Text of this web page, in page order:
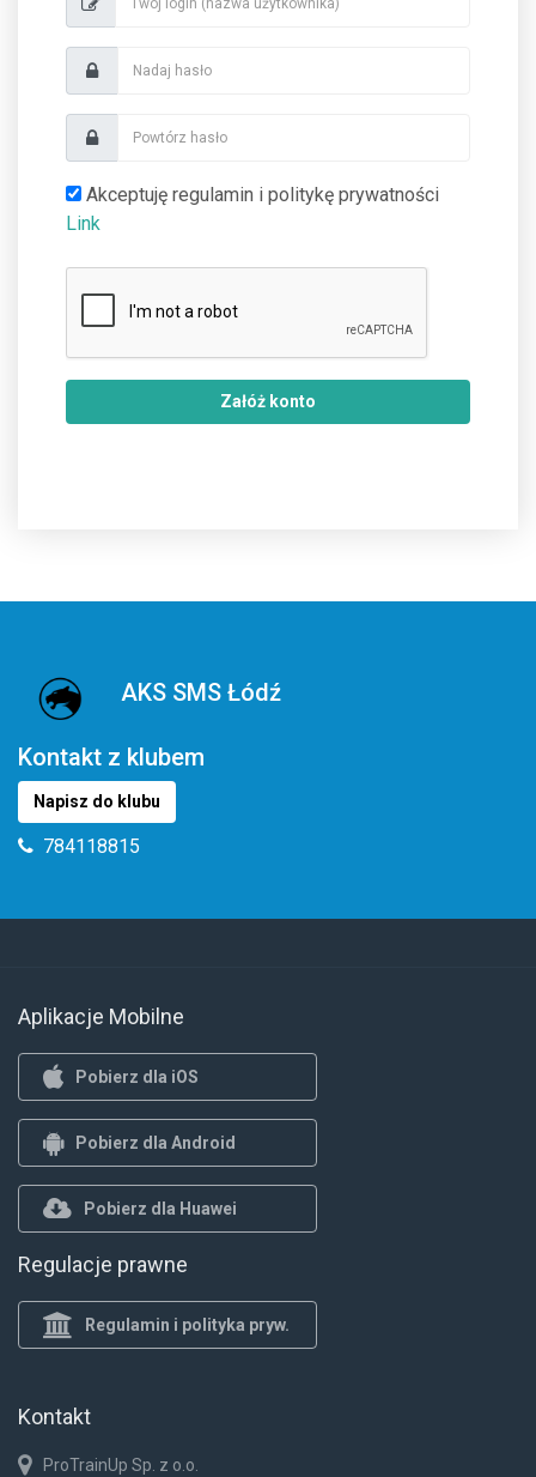
Akceptuję regulamin i politykę prywatności
Link
Załóż konto
AKS SMS Łódź
Kontakt z klubem
Napisz do klubu
784118815
Aplikacje Mobilne
Pobierz dla iOS
Pobierz dla Android
Pobierz dla Huawei
Regulacje prawne
Regulamin i polityka pryw.
Kontakt
ProTrainUp Sp. z o.o.